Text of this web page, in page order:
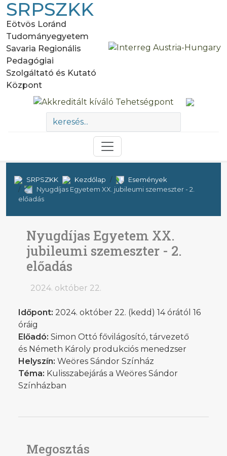
SRPSZKK
Eötvös Loránd
Tudományegyetem
Savaria Regionális
Pedagógiai
Szolgáltató és Kutató
Központ
SRPSZKK Kezdőlap
Események
Nyugdíjas Egyetem XX. jubileumi szemeszter - 2.
előadás
Nyugdíjas Egyetem XX.
jubileumi szemeszter - 2.
előadás
2024. október 22.
Időpont: 2024. október 22. (kedd) 14 órától 16
óráig
Előadó: Simon Ottó fővilágosító, tárvezető
és Németh Károly produkciós menedzser
Helyszín: Weöres Sándor Színház
Téma: Kulisszabejárás a Weöres Sándor
Színházban
Megosztás